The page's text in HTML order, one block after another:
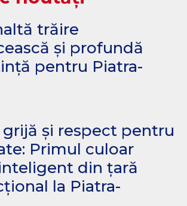
trăire
și profundă
pentru Piatra-
grijă și respect pentru
Primul culoar
din țară
la Piatra-